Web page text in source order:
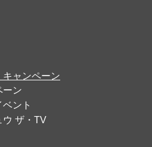
キャンペーン
ーン
ベント
ウ ザ・TV